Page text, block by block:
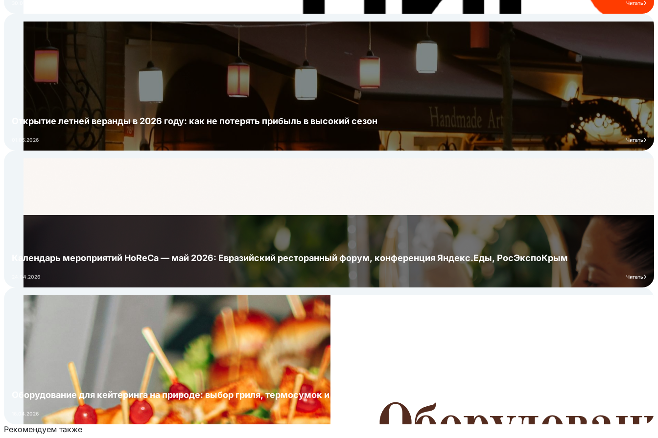
Читать
Открытие летней веранды в 2026 году: как не потерять прибыль в высокий сезон
01.05.2026 Читать
Календарь мероприятий HoReCa — май 2026: Евразийский ресторанный форум, конференция Яндекс.Еды, РосЭкспоКрым
24.04.2026 Читать
Оборудование для кейтеринга на природе: выбор гриля, термосумок и посуды для выездных мероприятий
16.04.2026
Рекомендуем также